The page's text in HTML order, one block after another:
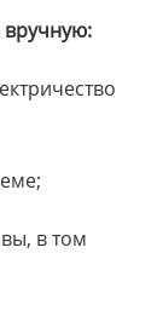
вручную:
в том